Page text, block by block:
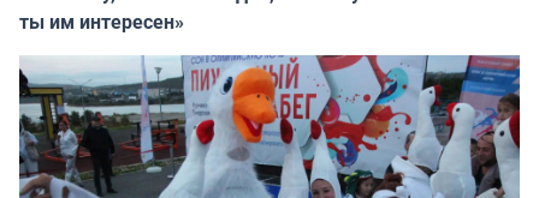
ты им интересен»